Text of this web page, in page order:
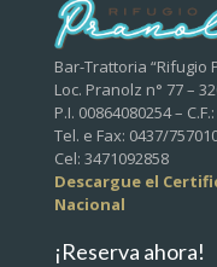
Bar-Trattoria “Rifugio
Loc. Pranolz n° 77 –
P.I. 00864080254 –
Tel. e Fax: 0437/
Cel: 3471092858
Descargue el
Nacional
¡Reserva ahora!